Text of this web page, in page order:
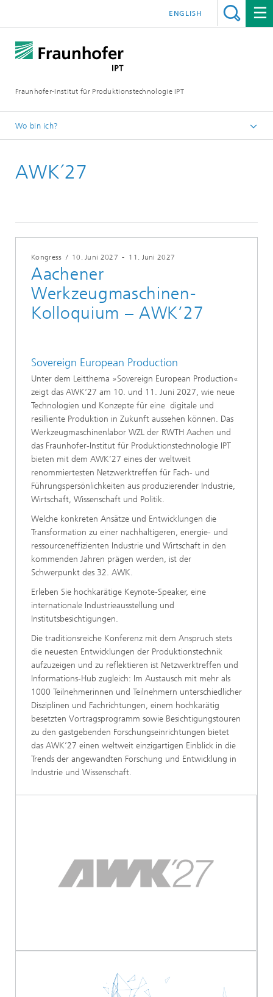
Fraunhofer-Institut für Produktionstechnologie IPT
ENGLISH
Wo bin ich?
Termine
AWK´27
Kongress / 10. Juni 2027 - 11. Juni 2027
Aachener
Werkzeugmaschinen-
Kolloquium – AWK’27
Sovereign European Production
Unter dem Leitthema »Sovereign European Production«
zeigt das AWK‘27 am 10. und 11. Juni 2027, wie neue
Technologien und Konzepte für eine digitale und
resilliente Produktion in Zukunft aussehen können. Das
Werkzeugmaschinenlabor WZL der RWTH Aachen und
das Fraunhofer-Institut für Produktionstechnologie IPT
bieten mit dem AWK’27 eines der weltweit
renommiertesten Netzwerktreffen für Fach- und
Führungspersönlichkeiten aus produzierender Industrie,
Wirtschaft, Wissenschaft und Politik.
Welche konkreten Ansätze und Entwicklungen die
Transformation zu einer nachhaltigeren, energie- und
ressourceneffizienten Industrie und Wirtschaft in den
kommenden Jahren prägen werden, ist der
Schwerpunkt des 32. AWK.
Erleben Sie hochkarätige Keynote-Speaker, eine
internationale Industrieausstellung und
Institutsbesichtigungen.
Die traditionsreiche Konferenz mit dem Anspruch stets
die neuesten Entwicklungen der Produktionstechnik
aufzuzeigen und zu reflektieren ist Netzwerktreffen und
Informations-Hub zugleich: Im Austausch mit mehr als
1000 Teilnehmerinnen und Teilnehmern unterschiedlicher
Disziplinen und Fachrichtungen, einem hochkarätig
besetzten Vortragsprogramm sowie Besichtigungstouren
zu den gastgebenden Forschungseinrichtungen bietet
das AWK’27 einen weltweit einzigartigen Einblick in die
Trends der angewandten Forschung und Entwicklung in
Industrie und Wissenschaft.